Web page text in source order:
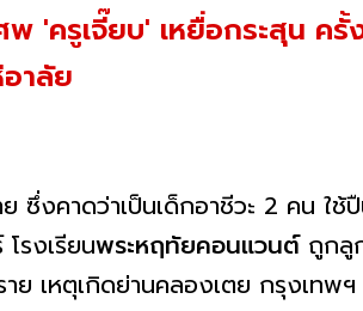
'ครูเจี๊ยบ' เหยื่อกระสุน ค
าลัย
ซึ่งคาดว่าเป็นเด็กอาชีวะ 2 คน ใช้
รงเรียนพระหฤทัยคอนแวนต์ถูกลู
าย เหตุเกิดย่านคลองเตย กรุงเทพ